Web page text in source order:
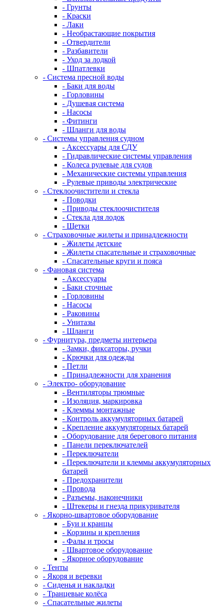
- Грунты
- Краски
- Лаки
- Необрастающие покрытия
- Отвердители
- Разбавители
- Уход за лодкой
- Шпатлевки
- Система пресной воды
- Баки для воды
- Горловины
- Душевая система
- Насосы
- Фитинги
- Шланги для воды
- Системы управления судном
- Аксессуары для СДУ
- Гидравлические системы управления
- Колеса рулевые для судов
- Механические системы управления
- Рулевые приводы электрические
- Стеклоочистители и стекла
- Поводки
- Приводы стеклоочистителя
- Стекла для лодок
- Щетки
- Страховочные жилеты и принадлежности
- Жилеты детские
- Жилеты спасательные и страховочные
- Спасательные круги и пояса
- Фановая система
- Аксессуары
- Баки сточные
- Горловины
- Насосы
- Раковины
- Унитазы
- Шланги
- Фурнитура, предметы интерьера
- Замки, фиксаторы, ручки
- Крючки для одежды
- Петли
- Принадлежности для хранения
- Электро- оборудование
- Вентиляторы трюмные
- Изоляция, маркировка
- Клеммы монтажные
- Контроль аккумуляторных батарей
- Крепление аккумуляторных батарей
- Оборудование для берегового питания
- Панели переключателей
- Переключатели
- Переключатели и клеммы аккумуляторных
батарей
- Предохранители
- Провода
- Разъемы, наконечники
- Штекеры и гнезда прикуривателя
- Якорно-швартовое оборудование
- Буи и кранцы
- Корзины и крепления
- Фалы и тросы
- Швартовое оборудование
- Якорное оборудование
- Тенты
- Якоря и веревки
- Сиденья и накладки
- Транцевые колёса
- Спасательные жилеты